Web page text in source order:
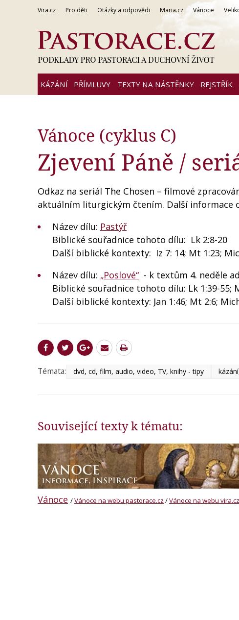
Vira.cz Pro děti Otázky a odpovědi Maria.cz Vánoce
KÁZÁNÍ PŘÍMLUVY TEXTY NA NÁSTĚNKY REJSTŘÍK
Vánoce (cyklus C)
Zjevení Páně /
Odkaz na seriál The Chosen – filmové
aktuálním liturgickým čtením. Další informace
Název dílu: Pastýř
Biblické souřadnice tohoto dílu: Lk 2:8-20
Další biblické kontexty: Iz 7: 14; Mt 1:23;
Název dílu: „Poslové“ - k textům 4. neděle
Biblické souřadnice tohoto dílu: Lk 1:39-55;
Další biblické kontexty: Jan 1:46; Mt 2:6;
Témata: dvd, cd, film, audio, video, TV, knihy - tipy
Související texty k tématu:
Vánoce /Vánoce na webu pastorace.cz /Vánoce na webu vira.cz